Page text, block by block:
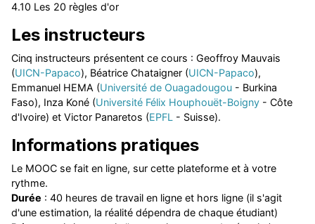
4.10 Les 20 règles d'or
Les instructeurs
Cinq instructeurs présentent ce cours : Geoffroy Mauvais
(UICN-Papaco), Béatrice Chataigner (UICN-Papaco),
Emmanuel HEMA (Université de Ouagadougou - Burkina
Faso), Inza Koné (Université Félix Houphouët-Boigny - Côte
d'Ivoire) et Victor Panaretos (EPFL - Suisse).
Informations pratiques
Le MOOC se fait en ligne, sur cette plateforme et à votre
rythme.
Durée : 40 heures de travail en ligne et hors ligne (il s'agit
d'une estimation, la réalité dépendra de chaque étudiant)